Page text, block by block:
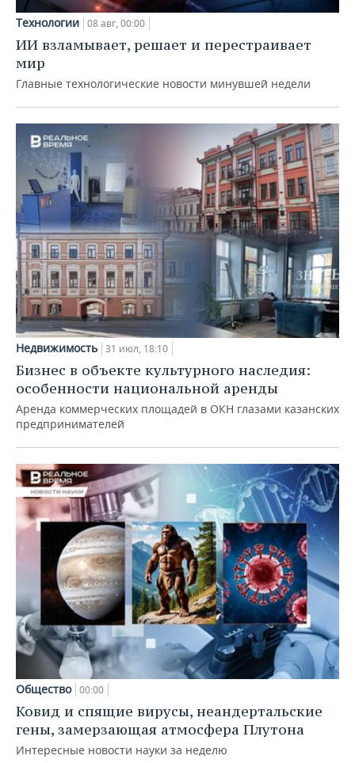
Технологии 08 авг, 00:00
ИИ взламывает, решает и перестраивает
мир
Главные технологические новости минувшей недели
Недвижимость 31 июл, 18:10
Бизнес в объекте культурного наследия:
особенности национальной аренды
Аренда коммерческих площадей в ОКН глазами казанских
предпринимателей
Общество 00:00
Ковид и спящие вирусы, неандертальские
гены, замерзающая атмосфера Плутона
Интересные новости науки за неделю